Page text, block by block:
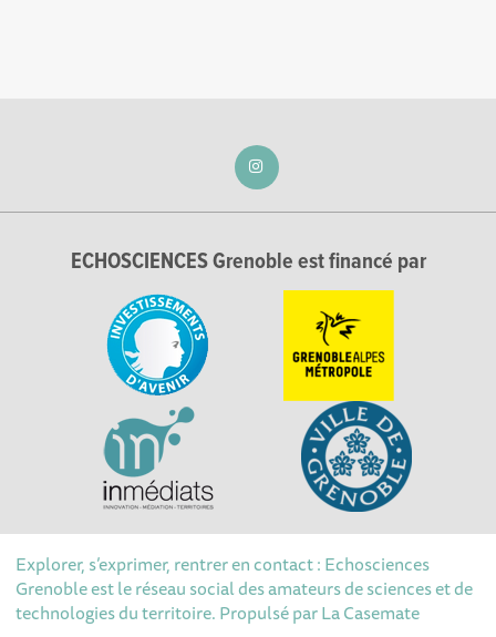
ECHOSCIENCES Grenoble est financé par
Explorer, s’exprimer, rentrer en contact : Echosciences
Grenoble est le réseau social des amateurs de sciences et de
technologies du territoire. Propulsé parLa Casemate